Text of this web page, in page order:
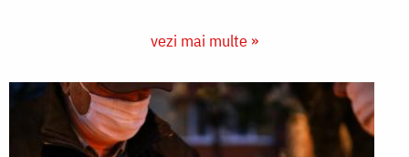
vezi mai multe »